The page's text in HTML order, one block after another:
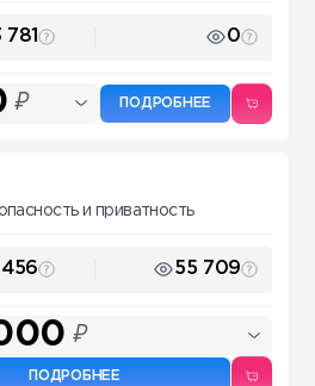
781 0
₽ ПОДРОБНЕЕ
и приватность
456 55 709
₽
ПОДРОБНЕЕ